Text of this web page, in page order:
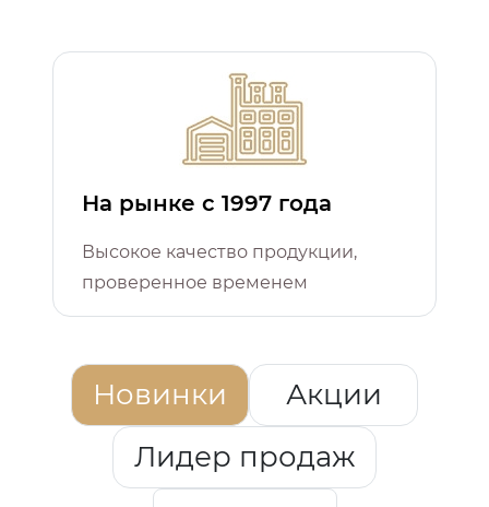
На рынке с 1997 года
Высокое качество продукции,
проверенное временем
Новинки
Акции
Лидер продаж